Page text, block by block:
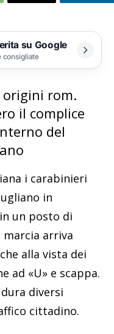
su Google
consigliate
rom.
il complice
del
i carabinieri
in
un posto di
marcia arriva
alla vista dei
ad «U» e scappa.
diversi
cittadino.